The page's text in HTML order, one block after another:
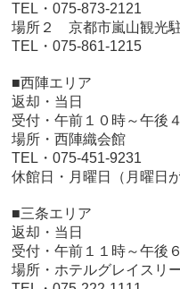
TEL・075-873-2121
場所２ 京都市嵐山観光
TEL・075-861-1215
■西陣エリア
返却・当日
受付・午前１０時～午後
場所・西陣織会館
TEL・075-451-9231
休館日・月曜日（月曜日
■三条エリア
返却・当日
受付・午前１１時～午後
場所・ホテルグレイスリ